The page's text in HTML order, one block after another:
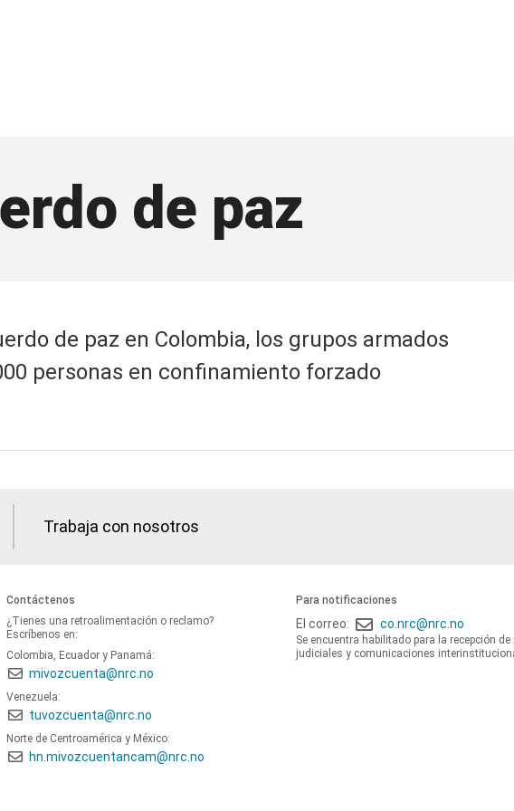
de paz
de paz en Colombia, los grupos armados
personas en confinamiento forzado
Trabaja con nosotros
Contáctenos
¿Tienes una retroalimentación o reclamo?
Escríbenos en:
Colombia, Ecuador y Panamá:
mivozcuenta@nrc.no
Venezuela:
tuvozcuenta@nrc.no
Norte de Centroamérica y México:
hn.mivozcuentancam@nrc.no
Para notificaciones
El correo: co.nrc@nrc.no
Se encuentra habilitado para la recepción
judiciales y comunicaciones